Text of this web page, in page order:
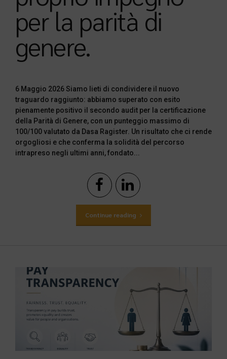
per la parità di
genere.
6 Maggio 2026 Siamo lieti di condividere il nuovo
traguardo raggiunto: abbiamo superato con esito
pienamente positivo il secondo audit per la certificazione
della Parità di Genere, con un punteggio massimo di
100/100 valutato da Dasa Ragister. Un risultato che ci rende
orgogliosi e che conferma la solidità del percorso
intrapreso negli ultimi anni, fondato...
Continue reading